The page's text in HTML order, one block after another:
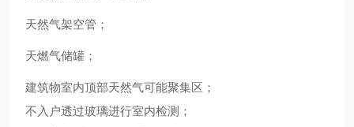
天然气架空管；
天燃气储罐；
建筑物室内顶部天然气可能聚集区；
不入户透过玻璃进行室内检测；